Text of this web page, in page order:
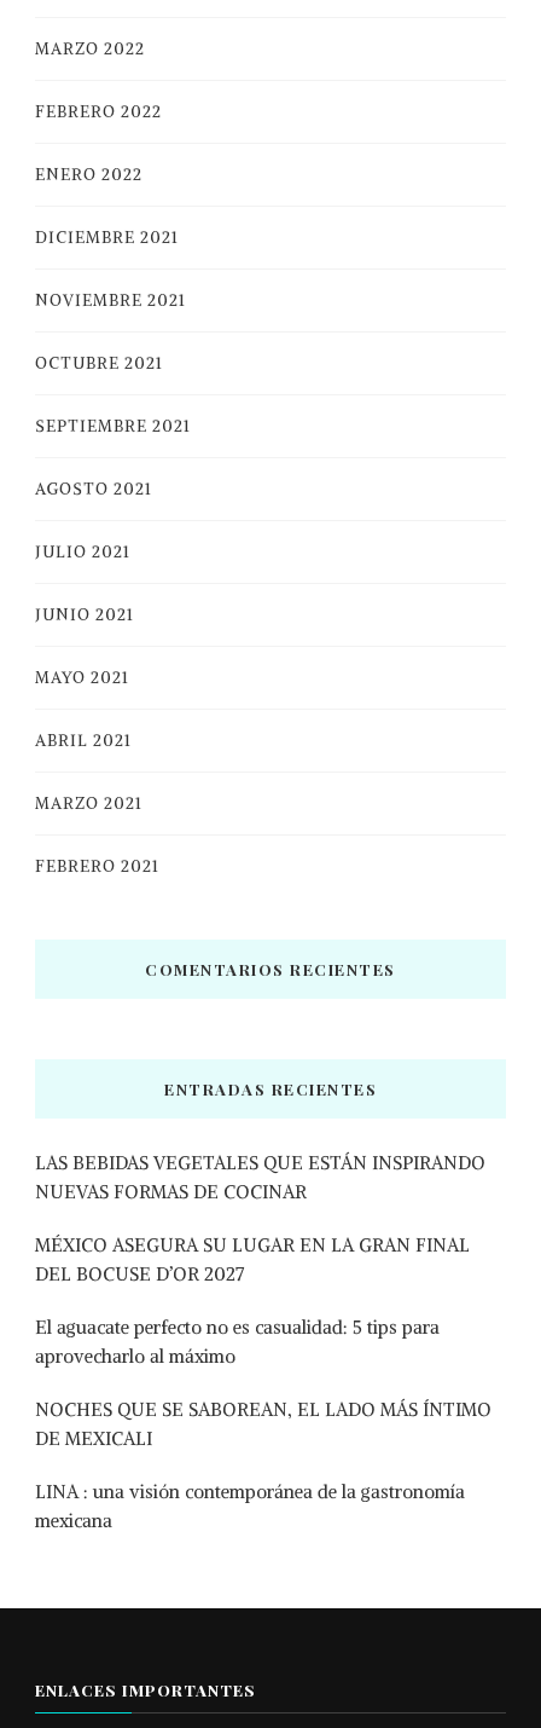
MARZO 2022
FEBRERO 2022
ENERO 2022
DICIEMBRE 2021
NOVIEMBRE 2021
OCTUBRE 2021
SEPTIEMBRE 2021
AGOSTO 2021
JULIO 2021
JUNIO 2021
MAYO 2021
ABRIL 2021
MARZO 2021
FEBRERO 2021
COMENTARIOS RECIENTES
ENTRADAS RECIENTES
LAS BEBIDAS VEGETALES QUE ESTÁN INSPIRANDO
NUEVAS FORMAS DE COCINAR
MÉXICO ASEGURA SU LUGAR EN LA GRAN FINAL
DEL BOCUSE D’OR 2027
El aguacate perfecto no es casualidad: 5 tips para
aprovecharlo al máximo
NOCHES QUE SE SABOREAN, EL LADO MÁS ÍNTIMO
DE MEXICALI
LINA : una visión contemporánea de la gastronomía
mexicana
ENLACES IMPORTANTES